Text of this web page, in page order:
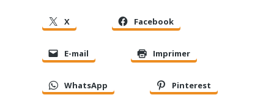
X Facebook
E-mail Imprimer
WhatsApp Pinterest